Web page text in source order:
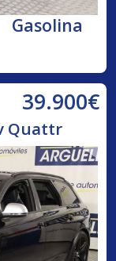
Gasolina
39.900€
Quattr